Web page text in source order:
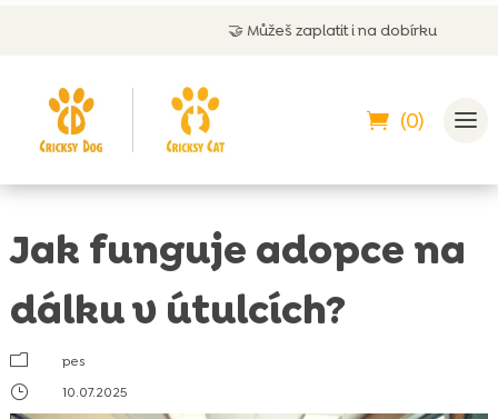
Můžeš zaplatit i na dobírku
(0)
Jak funguje adopce na
dálku v útulcích?
m
pes
}
10.07.2025